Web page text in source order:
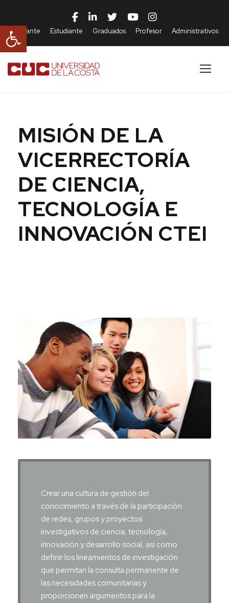
Abrir barra de herramientas
Aspirante Estudiante Graduados Profesor Administrativos
MISIÓN DE LA
VICERRECTORÍA
DE CIENCIA,
TECNOLOGÍA E
INNOVACIÓN CTEI
Crear una cultura de gestión del
conocimiento a través de la participación
de redes, grupos y proyectos
investigativos de ciencia, tecnología,
innovación y desarrollo social, así como
definir los lineamientos de investigación
que permitan la consulta permanente de
las necesidades comunitarias y
proporcionen argumentos para la